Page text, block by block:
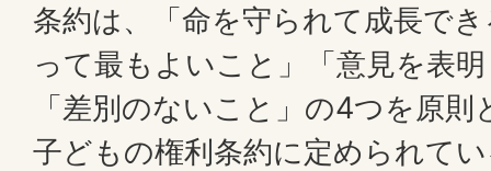
条約は、「命を守られて成長で
って最もよいこと」「意見を表
「差別のないこと」の4つを原
子どもの権利条約に定められて